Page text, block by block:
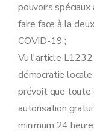
pouvoirs
faire face à la
COVID-19 ;
Vu l'article
démocratie
prévoit que toute
autorisation
minimum 24